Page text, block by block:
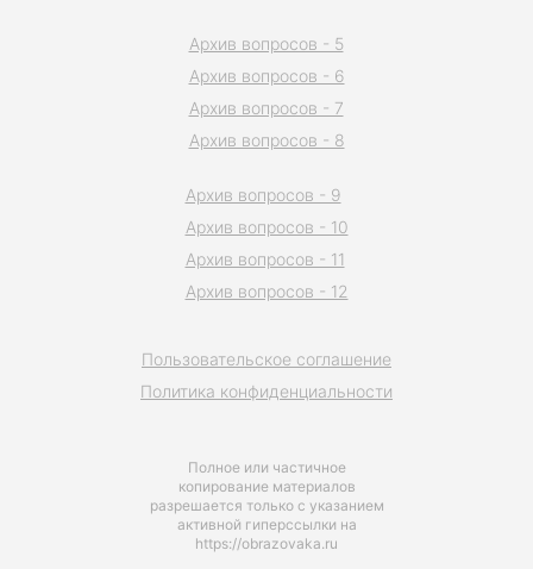
Полное или частичное
копирование материалов
разрешается только с указанием
активной гиперссылки на
https://obrazovaka.ru
Пользовательское соглашение
Политика конфиденциальности
Архив вопросов - 5
Архив вопросов - 6
Архив вопросов - 7
Архив вопросов - 8
Архив вопросов - 9
Архив вопросов - 10
Архив вопросов - 11
Архив вопросов - 12